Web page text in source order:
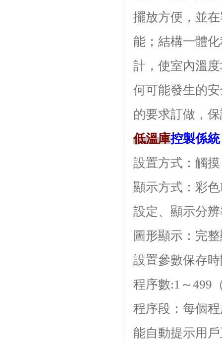
擺放方便，並
能；結構一
計，使室內溫度
何可能發生的安
的要求訂做，
低溫庫控製係統
設置方式：觸摸
顯示方式：
設定、顯示分
圖形顯示：完
設置參數保存時
程序數:1～499
程序段：每個程
能自動提示用戶